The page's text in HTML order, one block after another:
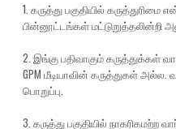
1. கருத்து பகுதியில்
பின்னூட்டங்கள் மட்டுறுத்தலின்றி
2. இங்கு பதிவாகும் கருத்துக்கள்
GPM மீடியாவின் கருத்துகள் அல்ல.
பொறுப்பு.
3. கருத்து பகுதியில்